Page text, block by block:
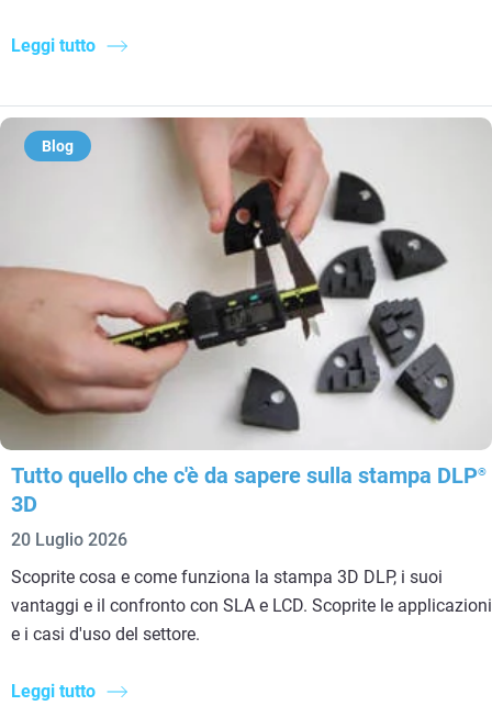
Leggi tutto
Blog
Tutto quello che c'è da sapere sulla stampa DLP®
3D
20 Luglio 2026
Scoprite cosa e come funziona la stampa 3D DLP, i suoi
vantaggi e il confronto con SLA e LCD. Scoprite le applicazioni
e i casi d'uso del settore.
Leggi tutto